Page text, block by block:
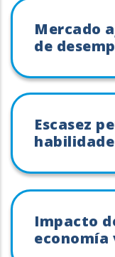
Mercado
de
Escasez
Impacto
economía